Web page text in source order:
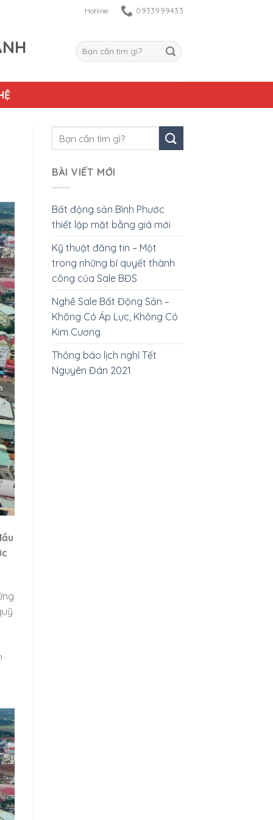
Hotline: 0933999433
BÀI VIẾT MỚI
Bất động sản Bình Phước
thiết lập mặt bằng giá mới
Kỹ thuật đăng tin – Một
trong những bí quyết thành
công của Sale BĐS
Nghề Sale Bất Động Sản –
Không Có Áp Lực, Không Có
Kim Cương
Thông báo lịch nghỉ Tết
Nguyên Đán 2021